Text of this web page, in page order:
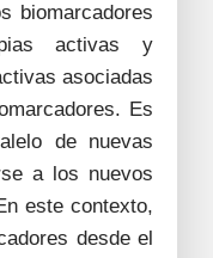
biomarcadores
activas y
asociadas
Es
de nuevas
a los nuevos
este contexto,
desde el